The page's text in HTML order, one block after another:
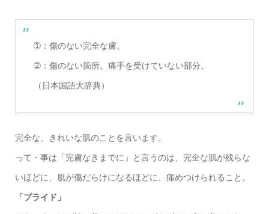
➀：傷のない完全な膚。
➁：傷のない箇所。痛手を受けていない部分。
（日本国語大辞典）
完全な、きれいな肌のことを言います。
って・事は「完膚なきまでに」と言うのは、完全な肌が残らな
いほどに、肌が傷だらけになるほどに、痛めつけられること。
「プライド」